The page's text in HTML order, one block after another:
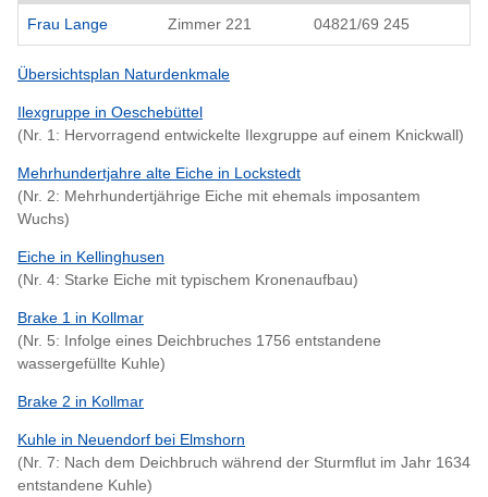
Frau Lange Zimmer 221 04821/69 245
Übersichtsplan Naturdenkmale
Ilexgruppe in Oeschebüttel
(Nr. 1: Hervorragend entwickelte Ilexgruppe auf einem Knickwall)
Mehrhundertjahre alte Eiche in Lockstedt
(Nr. 2: Mehrhundertjährige Eiche mit ehemals imposantem
Wuchs)
Eiche in Kellinghusen
(Nr. 4: Starke Eiche mit typischem Kronenaufbau)
Brake 1 in Kollmar
(Nr. 5: Infolge eines Deichbruches 1756 entstandene
wassergefüllte Kuhle)
Brake 2 in Kollmar
Kuhle in Neuendorf bei Elmshorn
(Nr. 7: Nach dem Deichbruch während der Sturmflut im Jahr 1634
entstandene Kuhle)